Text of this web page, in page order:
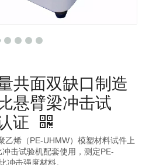
共面双缺口制造
悬臂梁冲击试
证
乙烯（PE-UHMW）模塑材料试件上
击试验机配套使用，测定PE-
冲击强度材料。